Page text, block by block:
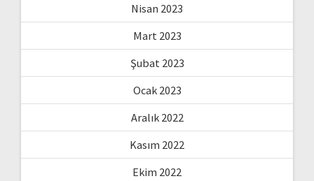
Nisan 2023
Mart 2023
Şubat 2023
Ocak 2023
Aralık 2022
Kasım 2022
Ekim 2022